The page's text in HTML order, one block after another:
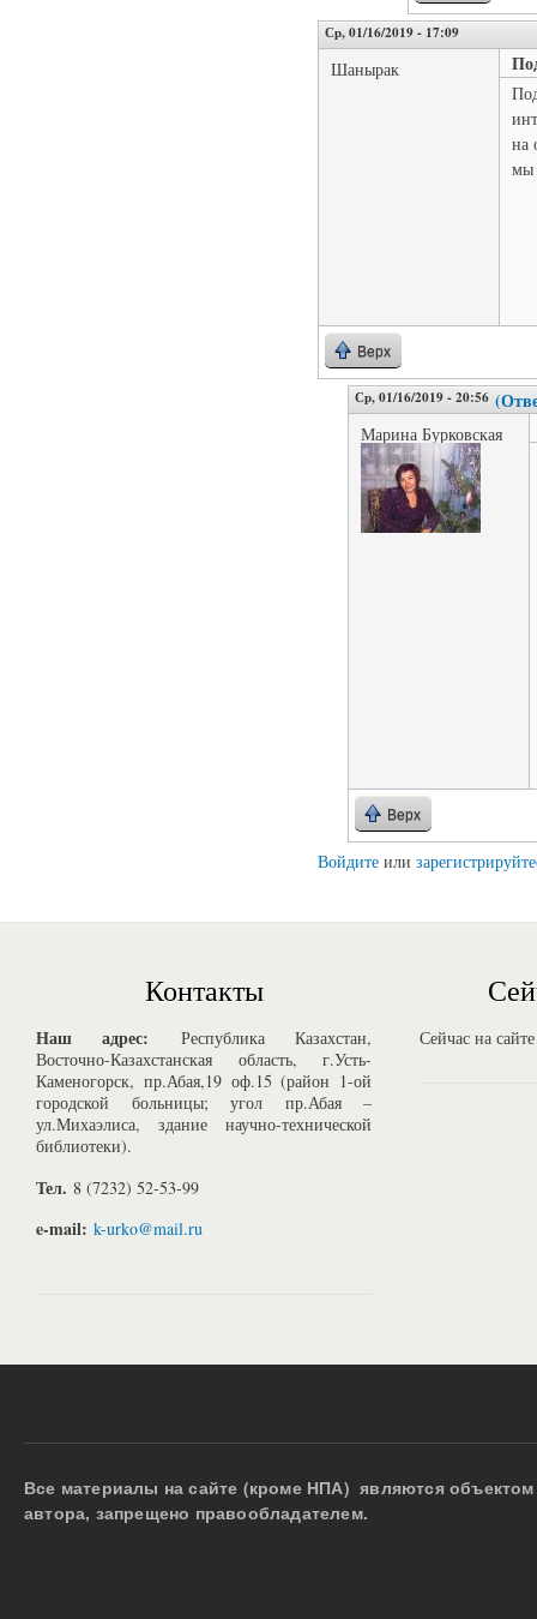
Ср, 01/16/2019 - 17:09
Шанырак
на
мы
Верх
Ср, 01/16/2019 - 20:56
Марина Бурковская
Верх
Войдите или
Контакты
Наш адрес: Республика Казахстан,
Восточно-Казахстанская область, г.Усть-
Каменогорск, пр.Абая,19 оф.15 (район 1-ой
городской больницы; угол пр.Абая –
ул.Михаэлиса, здание научно-технической
библиотеки).
Тел. 8 (7232) 52-53-99
e-mail: k-urko@mail.ru
Сейчас на
Все материалы на сайте (кроме НПА) являются
автора, запрещено правообладателем.